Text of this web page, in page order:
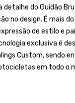
detalhe do Guidão
no design. É mais
de estilo e
exclusiva é
Custom, sendo
em todo o